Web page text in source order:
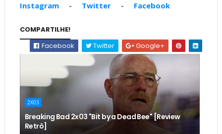
Instagram- Twitter- Facebook
COMPARTILHE!
Facebook
Twitter Google+
2X03
Breaking Bad 2x03 "Bit by a Dead Bee" [Review
Retrô]